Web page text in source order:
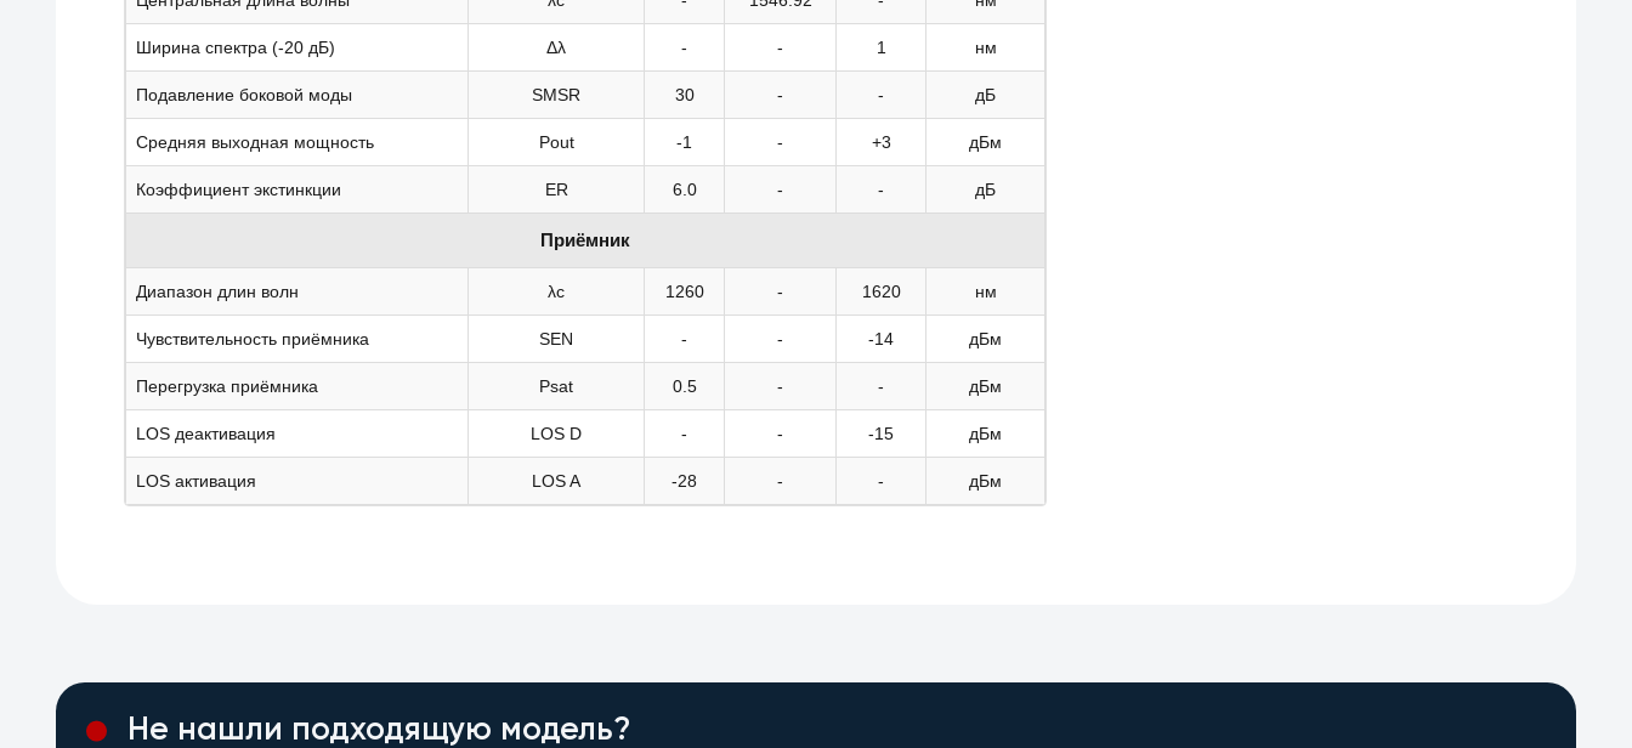
Ширина спектра (-20 дБ) Δλ - - 1 нм
Подавление боковой моды SMSR 30 - - дБ
Средняя выходная мощность Pout -1 - +3 дБм
Коэффициент экстинкции ER 6.0 - - дБ
Приёмник
Диапазон длин волн λc 1260 - 1620 нм
Чувствительность приёмника SEN - - -14 дБм
Перегрузка приёмника Psat 0.5 - - дБм
LOS деактивация LOS D - - -15 дБм
LOS активация LOS A -28 - - дБм
Не нашли подходящую модель?